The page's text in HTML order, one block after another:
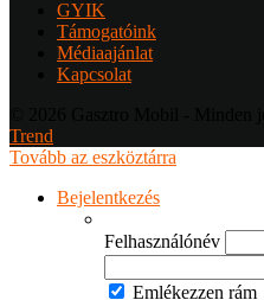
GYIK
Támogatóink
Médiaajánlat
Kapcsolat
Trend
Tovább az eszköztárra
Bejelentkezés
Felhasználónév
Emlékezzen rám